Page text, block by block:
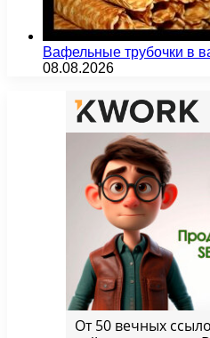
Вафельные трубочки в
08.08.2026